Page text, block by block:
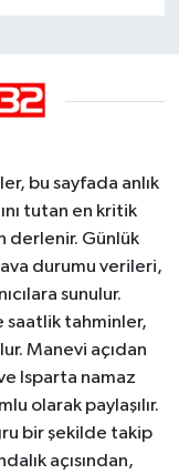
bu sayfada anlık
tutan en kritik
derlenir. Günlük
durumu verileri,
sunulur.
saatlik tahminler,
Manevi açıdan
Isparta namaz
olarak paylaşılır.
bir şekilde takip
açısından,